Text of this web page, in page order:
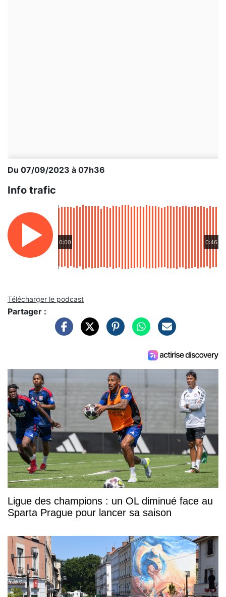
Du 07/09/2023 à 07h36
Info trafic
0:00 0:46
Télécharger le podcast
Partager :
Ligue des champions : un OL diminué face au
Sparta Prague pour lancer sa saison